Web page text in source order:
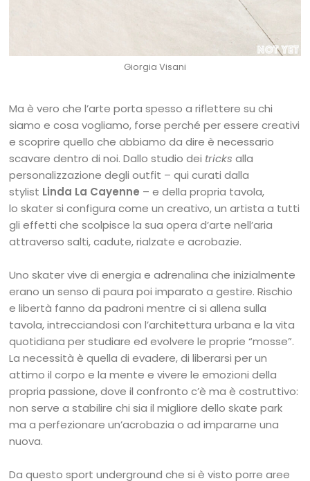
Giorgia Visani
Ma è vero che l’arte porta spesso a riflettere su chi
siamo e cosa vogliamo, forse perché per essere creativi
e scoprire quello che abbiamo da dire è necessario
scavare dentro di noi. Dallo studio dei tricks alla
personalizzazione degli outfit – qui curati dalla
stylist Linda La Cayenne – e della propria tavola,
lo skater si configura come un creativo, un artista a tutti
gli effetti che scolpisce la sua opera d’arte nell’aria
attraverso salti, cadute, rialzate e acrobazie.
Uno skater vive di energia e adrenalina che inizialmente
erano un senso di paura poi imparato a gestire. Rischio
e libertà fanno da padroni mentre ci si allena sulla
tavola, intrecciandosi con l’architettura urbana e la vita
quotidiana per studiare ed evolvere le proprie “mosse”.
La necessità è quella di evadere, di liberarsi per un
attimo il corpo e la mente e vivere le emozioni della
propria passione, dove il confronto c’è ma è costruttivo:
non serve a stabilire chi sia il migliore dello skate park
ma a perfezionare un’acrobazia o ad impararne una
nuova.
Da questo sport underground che si è visto porre aree